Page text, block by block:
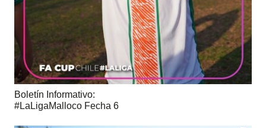
Boletín Informativo:
#LaLigaMalloco Fecha 6